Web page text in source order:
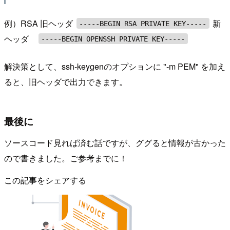
例）RSA 旧ヘッダ -----BEGIN RSA PRIVATE KEY-----
新
ヘッダ
-----BEGIN OPENSSH PRIVATE KEY-----
解決策として、ssh-keygenのオプションに "-m PEM" を加え
ると、旧ヘッダで出力できます。
最後に
ソースコード見れば済む話ですが、ググると情報が古かった
ので書きました。ご参考までに！
この記事をシェアする